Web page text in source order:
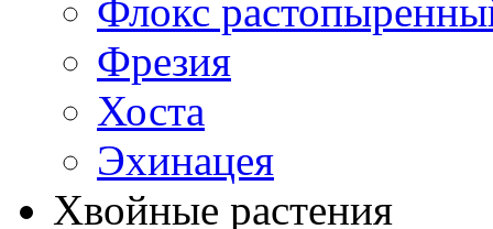
Флокс
Фрезия
Хоста
Эхинацея
Хвойные растения